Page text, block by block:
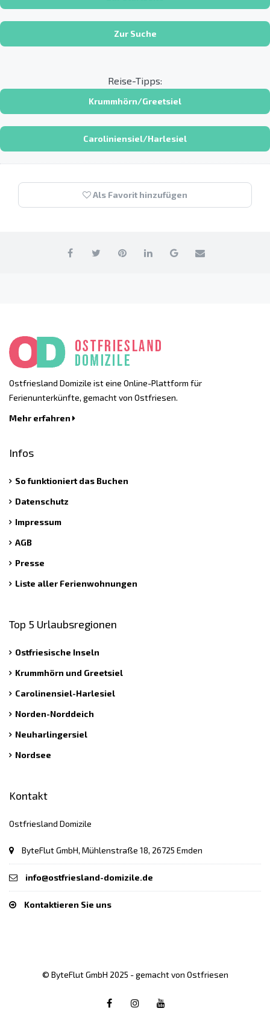
Zur Suche
Reise-Tipps:
Krummhörn/Greetsiel
Caroliniensiel/Harlesiel
Als Favorit hinzufügen
Ostfriesland Domizile ist eine Online-Plattform für
Ferienunterkünfte, gemacht von Ostfriesen.
Mehr erfahren
Infos
So funktioniert das Buchen
Datenschutz
Impressum
AGB
Presse
Liste aller Ferienwohnungen
Top 5 Urlaubsregionen
Ostfriesische Inseln
Krummhörn und Greetsiel
Carolinensiel-Harlesiel
Norden-Norddeich
Neuharlingersiel
Nordsee
Kontakt
Ostfriesland Domizile
ByteFlut GmbH, Mühlenstraße 18, 26725 Emden
info@ostfriesland-domizile.de
Kontaktieren Sie uns
© ByteFlut GmbH 2025 - gemacht von Ostfriesen